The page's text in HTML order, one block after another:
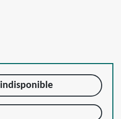
indisponible